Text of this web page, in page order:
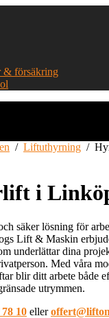
& försäkring
/ Liftuthyrning /
i
säker lösning för
Lift & Maskin
underlättar dina
Med våra
blir ditt arbete både
utrymmen.
10 eller